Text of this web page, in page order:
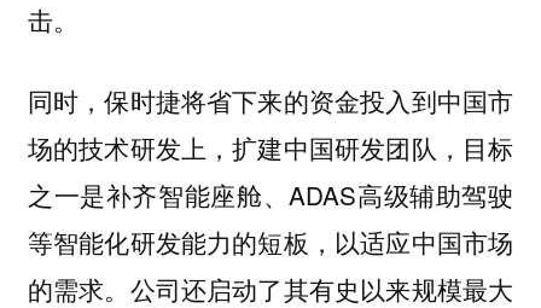
击。
同时，保时捷将省下来的资金投入到中国市
场的技术研发上，扩建中国研发团队，目标
之一是补齐智能座舱、ADAS高级辅助驾驶
等智能化研发能力的短板，以适应中国市场
的需求。公司还启动了其有史以来规模最大